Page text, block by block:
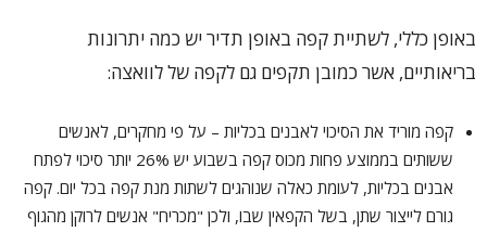
באופן כללי, לשתיית קפה באופן תדיר יש כמה יתרונות
בריאותיים, אשר כמובן תקפים גם לקפה של לוואצה:
קפה מוריד את הסיכוי לאבנים בכליות – על פי מחקרים, לאנשים
ששותים בממוצע פחות מכוס קפה בשבוע יש 26% יותר סיכוי לפתח
אבנים בכליות, לעומת כאלה שנוהגים לשתות מנת קפה בכל יום. קפה
גורם לייצור שתן, בשל הקפאין שבו, ולכן "מכריח" אנשים לרוקן מהגוף